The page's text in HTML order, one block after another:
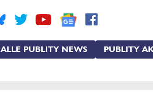
ALLE PUBLITY NEWS PUBLITY